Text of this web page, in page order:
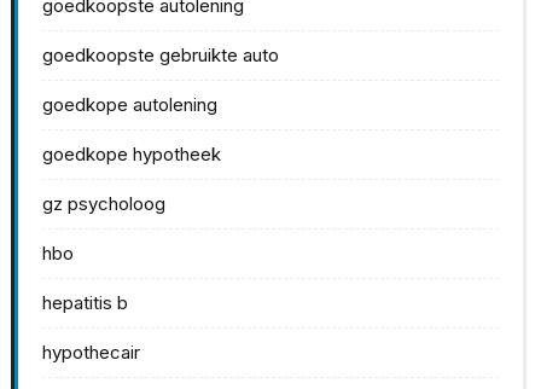
goedkoopste autolening
goedkoopste gebruikte auto
goedkope autolening
goedkope hypotheek
gz psycholoog
hbo
hepatitis b
hypothecair